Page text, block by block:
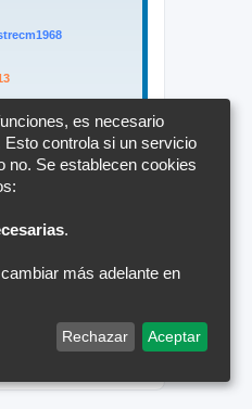
horarios sonUTC+02:00
es necesario
controla si un servicio
no. Se establecen cookies
.
más adelante en
Rechazar Aceptar